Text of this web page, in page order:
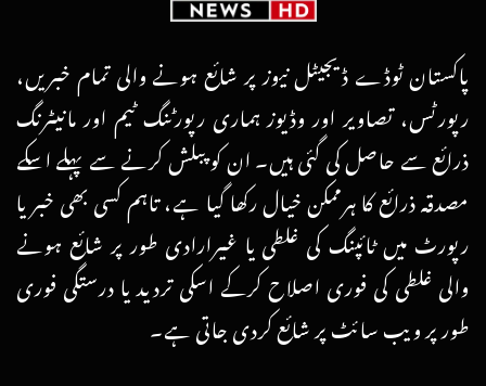
پاکستان ٹوڈے ڈیجیٹل نیوز پر شائع ہونے والی تمام خبریں،
رپورٹس، تصاویر اور وڈیوز ہماری رپورٹنگ ٹیم اور مانیٹرنگ
ذرائع سے حاصل کی گئی ہیں۔ ان کو پبلش کرنے سے پہلے اسکے
مصدقہ ذرائع کا ہرممکن خیال رکھا گیا ہے، تاہم کسی بھی خبر یا
رپورٹ میں ٹائپنگ کی غلطی یا غیرارادی طور پر شائع ہونے
والی غلطی کی فوری اصلاح کرکے اسکی تردید یا درستگی فوری
طور پر ویب سائٹ پر شائع کردی جاتی ہے۔